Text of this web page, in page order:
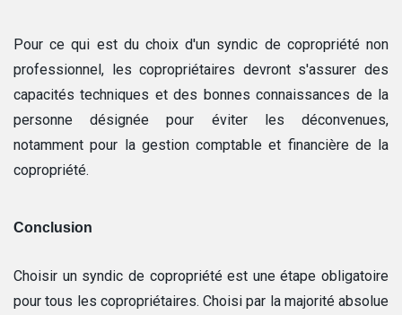
Pour ce qui est du choix d'un syndic de copropriété non
professionnel, les copropriétaires devront s'assurer des
capacités techniques et des bonnes connaissances de la
personne désignée pour éviter les déconvenues,
notamment pour la gestion comptable et financière de la
copropriété.
Conclusion
Choisir un syndic de copropriété est une étape obligatoire
pour tous les copropriétaires. Choisi par la majorité absolue